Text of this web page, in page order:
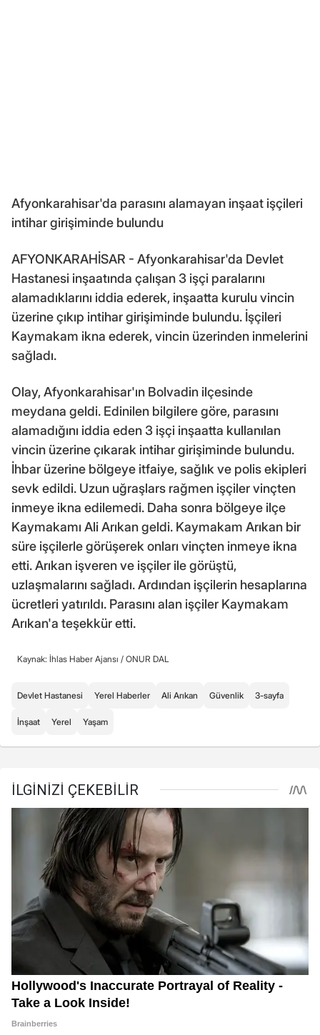
Afyonkarahisar'da parasını alamayan inşaat işçileri
intihar girişiminde bulundu
AFYONKARAHİSAR - Afyonkarahisar'da Devlet
Hastanesi inşaatında çalışan 3 işçi paralarını
alamadıklarını iddia ederek, inşaatta kurulu vincin
üzerine çıkıp intihar girişiminde bulundu. İşçileri
Kaymakam ikna ederek, vincin üzerinden inmelerini
sağladı.
Olay, Afyonkarahisar'ın Bolvadin ilçesinde
meydana geldi. Edinilen bilgilere göre, parasını
alamadığını iddia eden 3 işçi inşaatta kullanılan
vincin üzerine çıkarak intihar girişiminde bulundu.
İhbar üzerine bölgeye itfaiye, sağlık ve polis ekipleri
sevk edildi. Uzun uğraşlars rağmen işçiler vinçten
inmeye ikna edilemedi. Daha sonra bölgeye ilçe
Kaymakamı Ali Arıkan geldi. Kaymakam Arıkan bir
süre işçilerle görüşerek onları vinçten inmeye ikna
etti. Arıkan işveren ve işçiler ile görüştü,
uzlaşmalarını sağladı. Ardından işçilerin hesaplarına
ücretleri yatırıldı. Parasını alan işçiler Kaymakam
Arıkan'a teşekkür etti.
Kaynak: İhlas Haber Ajansı / ONUR DAL
Devlet Hastanesi Yerel Haberler Ali Arıkan Güvenlik 3-sayfa
İnşaat Yerel Yaşam